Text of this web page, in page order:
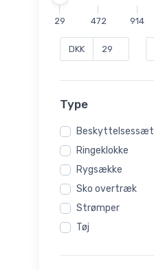
29 472 914
DKK
Type
Beskyttelsessæt
Ringeklokke
Rygsække
Sko overtræk
Strømper
Tøj